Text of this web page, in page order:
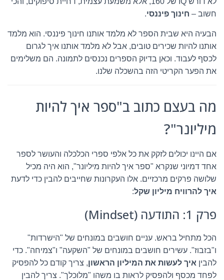
חשוב – חינוך פיננסי.
הבעיה היא שבית הספר לא מלמד אותנו חינוך פיננסי. הוא מלמד
אותנו להיות שכירים טובים, אבל לא מלמד אותנו איך לגרום
לכסף לעבוד. וכאן בדיוק הספרים נכנסים לתמונה. הם משלימים
את הפער הקריטי הזה בהשכלה שלנו.
מה בעצם כתוב ב"ספר איך להיות
מיליונר"?
אם היינו יכולים לזקק את כל אלפי ספרי הכלכלה והעושר לספר
אחד דמיוני שנקרא "ספר איך להיות מיליונר", הוא היה מכיל
שלושה פרקים מרכזיים. אלו העקרונות שחייבים להבין כדי לדעת
איך להרוויח מיליון שקל:
פרק 1: התודעה (Mindset)
הכל מתחיל בראש. עניים חושבים במונחים של "הישרדות"
ו"בזבוז". עשירים חושבים במונחים של "השקעה" ו"צמיחה". כדי
להבין איך לעשות את המיליון הראשון, צריך קודם כל להפסיק
לפחד מכסף ולהפסיק לראות בו משהו "מלוכלך". צריך להבין